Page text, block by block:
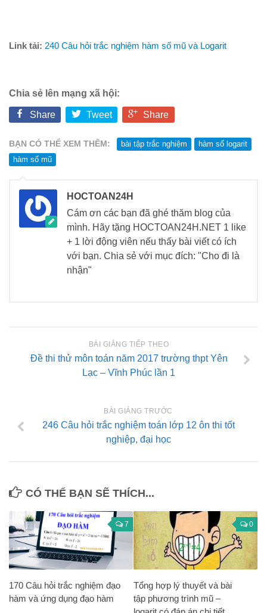
Link tải: 240 Câu hỏi trắc nghiệm hàm số mũ và Logarit
Chia sẻ lên mạng xã hội:
Share Tweet Share
BẠN CÓ THỂ XEM THÊM: bài tập trắc nghiệm
hàm số logarit
hàm số mũ
HOCTOAN24H
Cám ơn các bạn đã ghé thăm blog của
mình. Hãy tặng HOCTOAN24H.NET 1 like
+ 1 lời động viên nếu thấy bài viết có ích
với bạn. Chia sẻ với mục đích: "Cho đi là
nhận"
BÀI GIẢNG TIẾP THEO
Đề thi thử môn toán năm 2017 trường thpt Yên
Lạc – Vĩnh Phúc lần 1
BÀI GIẢNG TRƯỚC
246 Câu hỏi trắc nghiệm toán lớp 12 ôn thi tốt
nghiệp, đại học
CÓ THỂ BẠN SẼ THÍCH...
7
170 Câu hỏi trắc nghiệm đạo
hàm và ứng dụng đạo hàm
0
Tổng hợp lý thuyết và bài
tập phương trình mũ –